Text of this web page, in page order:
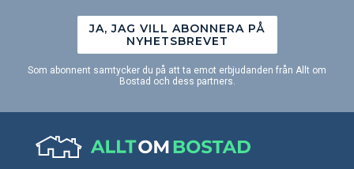
JA, JAG VILL ABONNERA PÅ
NYHETSBREVET
Som abonnent samtycker du på att ta emot erbjudanden från Allt om
Bostad och dess partners.